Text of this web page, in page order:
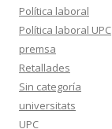
Política laboral
Política laboral UPC
premsa
Retallades
Sin categoría
universitats
UPC